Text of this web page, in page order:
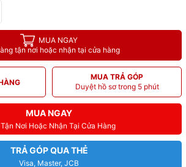
MUA NGAY
tận nơi hoặc nhận tại cửa hàng
MUA TRẢ GÓP
Duyệt hồ sơ trong 5 phút
MUA NGAY
Nơi Hoặc Nhận Tại Cửa Hàng
TRẢ GÓP QUA THẺ
Visa, Master, JCB